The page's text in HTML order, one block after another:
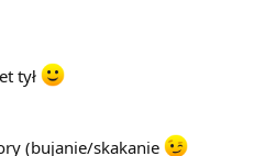
tył
(bujanie/skakanie